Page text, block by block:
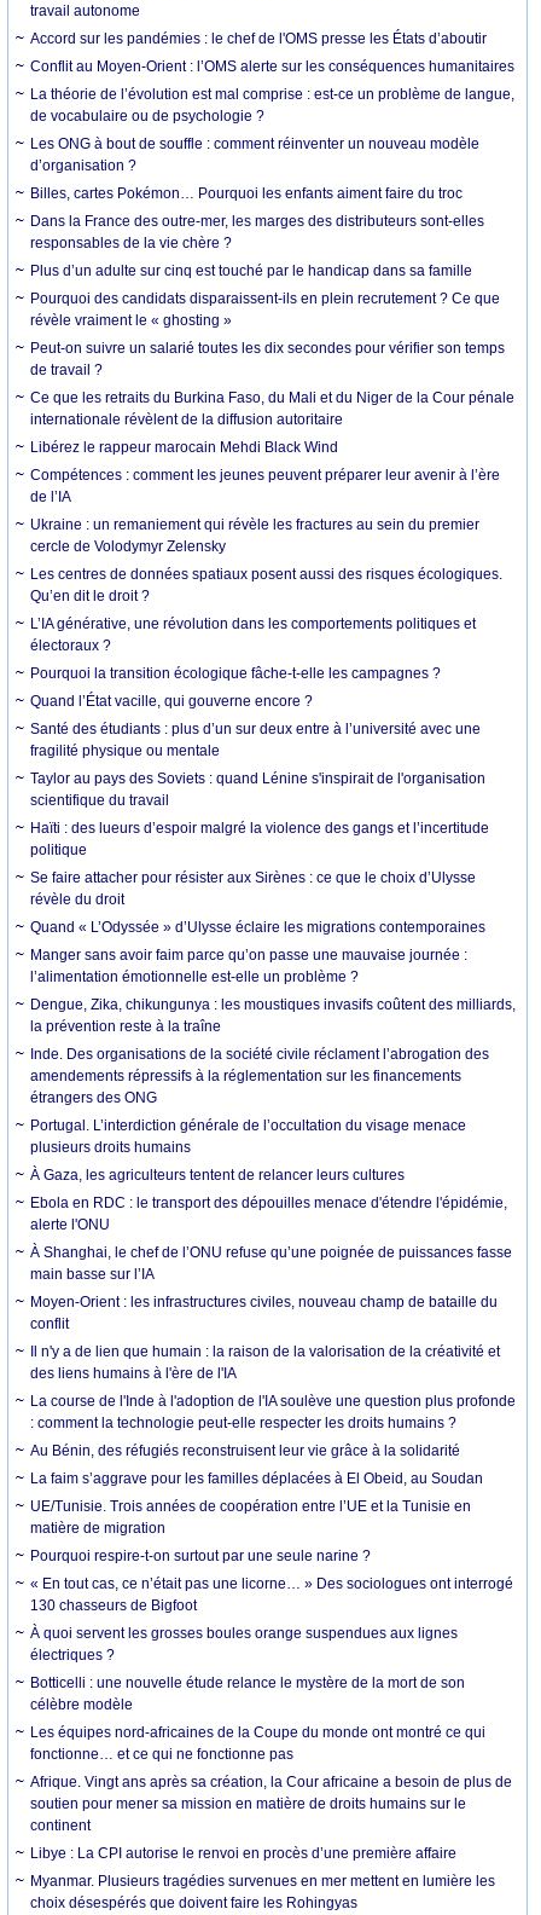
travail autonome
Accord sur les pandémies : le chef de l'OMS presse les États d’aboutir
Conflit au Moyen-Orient : l’OMS alerte sur les conséquences humanitaires
La théorie de l’évolution est mal comprise : est-ce un problème de langue,
de vocabulaire ou de psychologie ?
Les ONG à bout de souffle : comment réinventer un nouveau modèle
d’organisation ?
Billes, cartes Pokémon… Pourquoi les enfants aiment faire du troc
Dans la France des outre-mer, les marges des distributeurs sont-elles
responsables de la vie chère ?
Plus d’un adulte sur cinq est touché par le handicap dans sa famille
Pourquoi des candidats disparaissent-ils en plein recrutement ? Ce que
révèle vraiment le « ghosting »
Peut-on suivre un salarié toutes les dix secondes pour vérifier son temps
de travail ?
Ce que les retraits du Burkina Faso, du Mali et du Niger de la Cour pénale
internationale révèlent de la diffusion autoritaire
Libérez le rappeur marocain Mehdi Black Wind
Compétences : comment les jeunes peuvent préparer leur avenir à l’ère
de l’IA
Ukraine : un remaniement qui révèle les fractures au sein du premier
cercle de Volodymyr Zelensky
Les centres de données spatiaux posent aussi des risques écologiques.
Qu’en dit le droit ?
L’IA générative, une révolution dans les comportements politiques et
électoraux ?
Pourquoi la transition écologique fâche-t-elle les campagnes ?
Quand l’État vacille, qui gouverne encore ?
Santé des étudiants : plus d’un sur deux entre à l’université avec une
fragilité physique ou mentale
Taylor au pays des Soviets : quand Lénine s'inspirait de l'organisation
scientifique du travail
Haïti : des lueurs d’espoir malgré la violence des gangs et l’incertitude
politique
Se faire attacher pour résister aux Sirènes : ce que le choix d’Ulysse
révèle du droit
Quand « L’Odyssée » d’Ulysse éclaire les migrations contemporaines
Manger sans avoir faim parce qu’on passe une mauvaise journée :
l’alimentation émotionnelle est-elle un problème ?
Dengue, Zika, chikungunya : les moustiques invasifs coûtent des milliards,
la prévention reste à la traîne
Inde. Des organisations de la société civile réclament l’abrogation des
amendements répressifs à la réglementation sur les financements
étrangers des ONG
Portugal. L’interdiction générale de l’occultation du visage menace
plusieurs droits humains
À Gaza, les agriculteurs tentent de relancer leurs cultures
Ebola en RDC : le transport des dépouilles menace d'étendre l'épidémie,
alerte l'ONU
À Shanghai, le chef de l’ONU refuse qu’une poignée de puissances fasse
main basse sur l’IA
Moyen-Orient : les infrastructures civiles, nouveau champ de bataille du
conflit
Il n'y a de lien que humain : la raison de la valorisation de la créativité et
des liens humains à l'ère de l'IA
La course de l'Inde à l'adoption de l'IA soulève une question plus profonde
: comment la technologie peut-elle respecter les droits humains ?
Au Bénin, des réfugiés reconstruisent leur vie grâce à la solidarité
La faim s’aggrave pour les familles déplacées à El Obeid, au Soudan
UE/Tunisie. Trois années de coopération entre l’UE et la Tunisie en
matière de migration
Pourquoi respire-t-on surtout par une seule narine ?
« En tout cas, ce n’était pas une licorne… » Des sociologues ont interrogé
130 chasseurs de Bigfoot
À quoi servent les grosses boules orange suspendues aux lignes
électriques ?
Botticelli : une nouvelle étude relance le mystère de la mort de son
célèbre modèle
Les équipes nord-africaines de la Coupe du monde ont montré ce qui
fonctionne… et ce qui ne fonctionne pas
Afrique. Vingt ans après sa création, la Cour africaine a besoin de plus de
soutien pour mener sa mission en matière de droits humains sur le
continent
Libye : La CPI autorise le renvoi en procès d’une première affaire
Myanmar. Plusieurs tragédies survenues en mer mettent en lumière les
choix désespérés que doivent faire les Rohingyas